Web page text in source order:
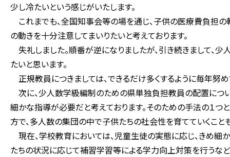
少し冷たいという感じがいたします。
これまでも、全国知事会等の場を通じ、子供の医療費負担の
の動きを十分注意してまいりたいと考えております。
失礼しました。順番が逆になりましたが、引き続きまして
たいと思います。
正規教員につきましては、できるだけ多くするように毎年努め
次に、少人数学級編制のための県単独負担教員の配置につ
細かな指導が必要だと考えております。そのための手法の１
方で、多人数の集団の中で子供たちの社会性を育てていくこと
現在、学校教育においては、児童生徒の実態に応じ、きめ細
たちの状況に応じて補習学習等による学力向上対策を行うな